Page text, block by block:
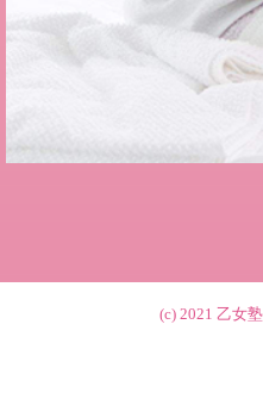
(c) 2021 乙女塾